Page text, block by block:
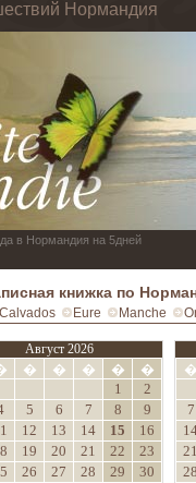
Нормандия
в Нормандия на 5дней
книжка по
Calvados Eure Manche
Август 2026
� � � �
�
1
2
5 6 7 8
9
12 13 14 15
16
19 20 21 22
23
26 27 28 29
30
7